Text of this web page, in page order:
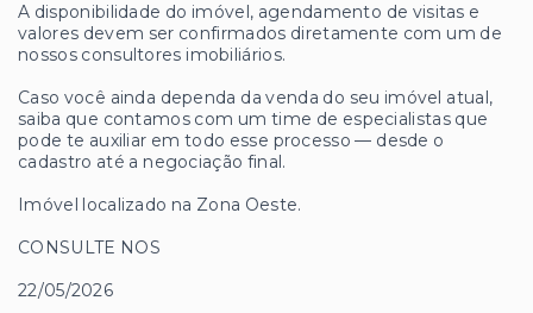
A disponibilidade do imóvel, agendamento de visitas e
valores devem ser confirmados diretamente com um de
nossos consultores imobiliários.
Caso você ainda dependa da venda do seu imóvel atual,
saiba que contamos com um time de especialistas que
pode te auxiliar em todo esse processo — desde o
cadastro até a negociação final.
Imóvel localizado na Zona Oeste.
CONSULTE NOS
22/05/2026